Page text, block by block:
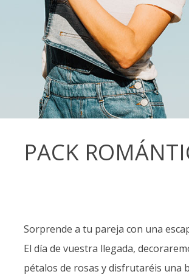
PACK
Sorprende a tu pareja con una
El día de vuestra llegada,
pétalos de rosas y disfrutaréis una